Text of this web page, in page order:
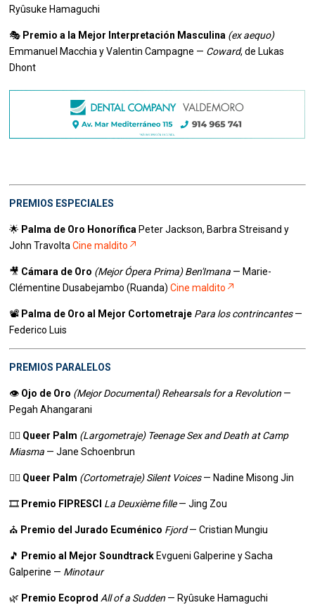
Ryûsuke Hamaguchi
🎭 Premio a la Mejor Interpretación Masculina (ex aequo)
Emmanuel Macchia y Valentin Campagne — Coward, de Lukas
Dhont
PREMIOS ESPECIALES
🌟 Palma de Oro Honorífica Peter Jackson, Barbra Streisand y
John TravoltaCine maldito
🎥 Cámara de Oro (Mejor Ópera Prima) Ben'Imana — Marie-
Clémentine Dusabejambo (Ruanda)Cine maldito
📽️ Palma de Oro al Mejor Cortometraje Para los contrincantes—
Federico Luis
PREMIOS PARALELOS
👁️ Ojo de Oro (Mejor Documental) Rehearsals for a Revolution —
Pegah Ahangarani
🏳️‍🌈 Queer Palm (Largometraje) Teenage Sex and Death at Camp
Miasma — Jane Schoenbrun
🏳️‍🌈 Queer Palm (Cortometraje) Silent Voices— Nadine Misong Jin
🎞️ Premio FIPRESCI La Deuxième fille— Jing Zou
⛪ Premio del Jurado Ecuménico Fjord— Cristian Mungiu
🎵 Premio al Mejor Soundtrack Evgueni Galperine y Sacha
Galperine — Minotaur
🌿 Premio Ecoprod All of a Sudden — Ryûsuke Hamaguchi